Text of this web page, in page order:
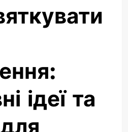
ідеї та